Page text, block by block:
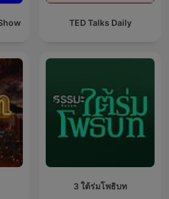
TED Talks Daily
3 ใต้ร่มโพธิบท